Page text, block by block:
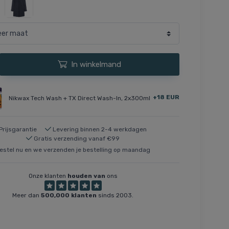
In winkelmand
Nikwax Tech Wash + TX Direct Wash-In, 2x300ml +18 EUR
Levering binnen 2-4 werkdagen
Gratis verzending vanaf €99
nu en we verzenden je bestelling op maandag
Onze klanten houden van ons
Meer dan500,000 klanten sinds 2003.